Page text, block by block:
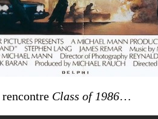
rencontre Class of 1986…